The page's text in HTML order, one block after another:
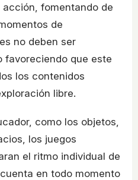
fomentando de
de
no deben ser
favoreciendo que este
los contenidos
libre.
como los objetos,
los juegos
el ritmo individual de
en todo momento